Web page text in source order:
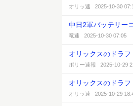
オリッ速 2025-10-30
中日2軍バッテリー
竜速 2025-10-30 07:05
オリックスのドラ
ポリー速報 2025-10-29
オリックスのドラ
オリッ速 2025-10-29